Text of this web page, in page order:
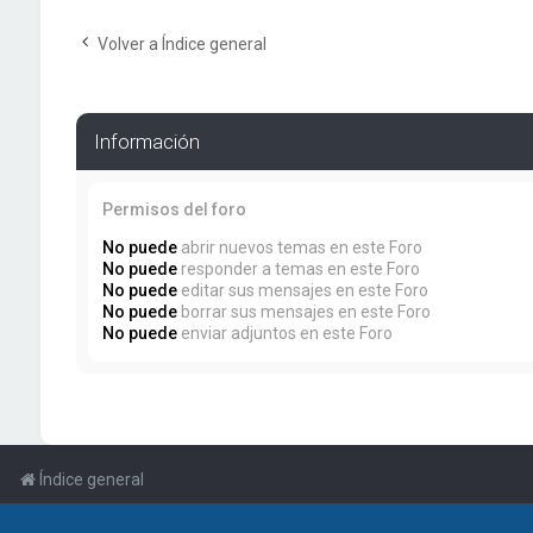
Volver a Índice general
Información
Permisos del foro
No puedeabrir nuevos temas en este Foro
No puederesponder a temas en este Foro
No puedeeditar sus mensajes en este Foro
No puedeborrar sus mensajes en este Foro
No puedeenviar adjuntos en este Foro
Índice general